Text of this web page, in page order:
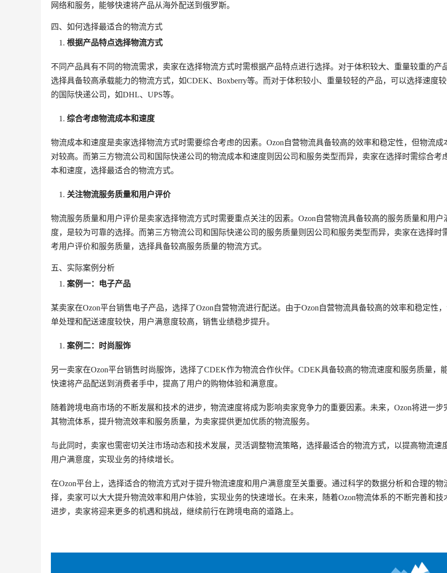
网络和服务，能够快速将产品从海外配送到俄罗斯。
四、如何选择最适合的物流方式
根据产品特点选择物流方式
不同产品具有不同的物流需求，卖家在选择物流方式时需根据产品特点进行选择。对于体积较大、重量较重的产
选择具备较高承载能力的物流方式，如CDEK、Boxberry等。而对于体积较小、重量较轻的产品，可以选择速度
的国际快递公司，如DHL、UPS等。
综合考虑物流成本和速度
物流成本和速度是卖家选择物流方式时需要综合考虑的因素。Ozon自营物流具备较高的效率和稳定性，但物流成
对较高。而第三方物流公司和国际快递公司的物流成本和速度则因公司和服务类型而异，卖家在选择时需综合考
本和速度，选择最适合的物流方式。
关注物流服务质量和用户评价
物流服务质量和用户评价是卖家选择物流方式时需要重点关注的因素。Ozon自营物流具备较高的服务质量和用户
度，是较为可靠的选择。而第三方物流公司和国际快递公司的服务质量则因公司和服务类型而异，卖家在选择时
考用户评价和服务质量，选择具备较高服务质量的物流方式。
五、实际案例分析
案例一：电子产品
某卖家在Ozon平台销售电子产品，选择了Ozon自营物流进行配送。由于Ozon自营物流具备较高的效率和稳定性，
单处理和配送速度较快，用户满意度较高，销售业绩稳步提升。
案例二：时尚服饰
另一卖家在Ozon平台销售时尚服饰，选择了CDEK作为物流合作伙伴。CDEK具备较高的物流速度和服务质量，
快速将产品配送到消费者手中，提高了用户的购物体验和满意度。
随着跨境电商市场的不断发展和技术的进步，物流速度将成为影响卖家竞争力的重要因素。未来，Ozon将进一步
其物流体系，提升物流效率和服务质量，为卖家提供更加优质的物流服务。
与此同时，卖家也需密切关注市场动态和技术发展，灵活调整物流策略，选择最适合的物流方式，以提高物流速
用户满意度，实现业务的持续增长。
在Ozon平台上，选择适合的物流方式对于提升物流速度和用户满意度至关重要。通过科学的数据分析和合理的物
择，卖家可以大大提升物流效率和用户体验，实现业务的快速增长。在未来，随着Ozon物流体系的不断完善和技
进步，卖家将迎来更多的机遇和挑战，继续前行在跨境电商的道路上。